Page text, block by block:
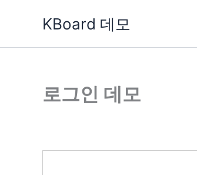
KBoard 데모
로그인 데모